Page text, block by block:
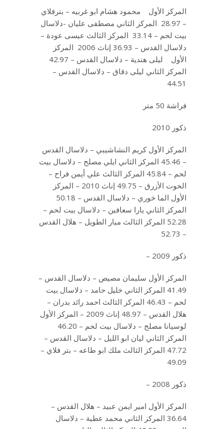
المركز الأول محمود هشام ابو غربيه – بترفلاي
– 28.97 المركز الثاني مصطفى عليان -دلاسال
بيت لحم – 33.14 المركز الثالث عيسى عودة –
دلاسال القدس – 36.93 إناث 2006 المركز
المركز الثاني ليلى دقاق – دلاسال القدس –
44.51
فراشة 50 متر
ذكور 2010
المركز الأول كريم النشاشيبي – دلاسال القدس
– 45.46 المركز الثاني ايلي مصلح – دلاسال بيت
لحم – 45.84 المركز الثالث علي أيمن فراح –
الحوت الأزرق – 49.75 إناث 2010 – المركز
الأول الما خوري – دلاسال القدس – 50.18
المركز الثاني يارا سعافين – دلاسال بيت لحم –
52.28 المركز الثالث ميار الطويل – هلال القدس
– 52.73
ذكور 2009 –
المركز الأول سليمان مصيص – دلاسال القدس –
41.49 المركز الثاني خليل حامد – دلاسال بيت
لحم – 46.43 المركز الثالث احمد رائد بدران –
هلال القدس – 48.97 إناث 2009 – المركز الأول
لوسيانا مصلح – دلاسال بيت لحم – 46.20
المركز الثاني ليان ابو الليل – دلاسال القدس –
47.72 المركز الثالث ملك ابو طاعه – بتر فلاي –
49.09
ذكور 2008 –
المركز الأول امير ايمن عبيد – هلال القدس –
36.64 المركز الثاني محمد عطية – دلاسال